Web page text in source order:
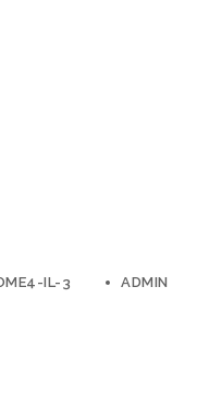
IL-3 ADMIN